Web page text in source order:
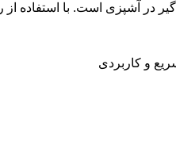
آشپزی است. با استفاده از